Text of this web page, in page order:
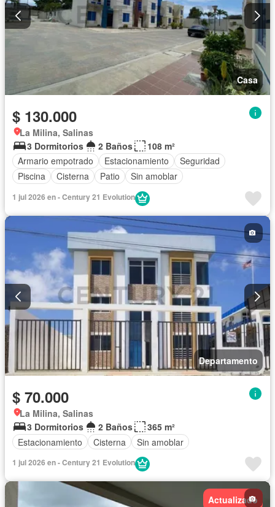
Casa
$ 130.000
La Milina, Salinas
3 Dormitorios
2 Baños
108 m²
Armario empotrado
Estacionamiento
Seguridad
Piscina
Cisterna Patio Sin amoblar
1 jul 2026 en - Century 21 Evolution
Departamento
$ 70.000
La Milina, Salinas
3 Dormitorios
2 Baños
365 m²
Estacionamiento
Cisterna Sin amoblar
1 jul 2026 en - Century 21 Evolution
Actualizado